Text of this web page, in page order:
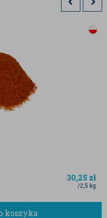
ciast, muffinek i
się jako
chia czy
z owsianką lub
smaku i
30,25 zł
/2,5 kg
koszyka